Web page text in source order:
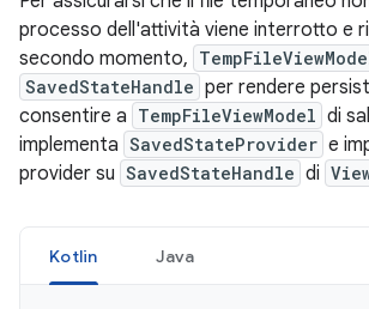
processo dell'attività viene interrotto e
secondo momento,
SavedStateHandle per rendere
consentire a TempFileViewModel di
implementa SavedStateProvider e
provider su SavedStateHandle di
Kotlin Java